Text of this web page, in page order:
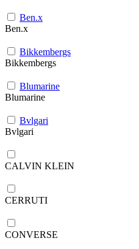
Ben.x
Ben.x
Bikkembergs
Bikkembergs
Blumarine
Blumarine
Bvlgari
Bvlgari
CALVIN KLEIN
CERRUTI
CONVERSE